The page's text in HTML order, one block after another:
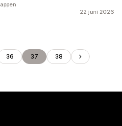
22 juni 2026
36 37 38